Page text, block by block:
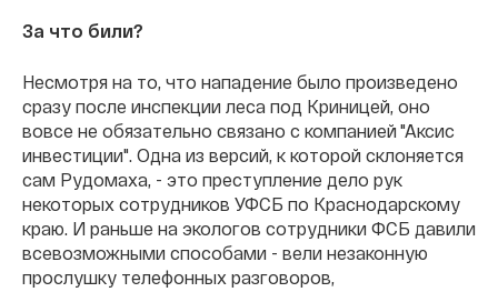
За что били?
Несмотря на то, что нападение было произведено
сразу после инспекции леса под Криницей, оно
вовсе не обязательно связано с компанией "Аксис
инвестиции". Одна из версий, к которой склоняется
сам Рудомаха, - это преступление дело рук
некоторых сотрудников УФСБ по Краснодарскому
краю. И раньше на экологов сотрудники ФСБ давили
всевозможными способами - вели незаконную
прослушку телефонных разговоров,